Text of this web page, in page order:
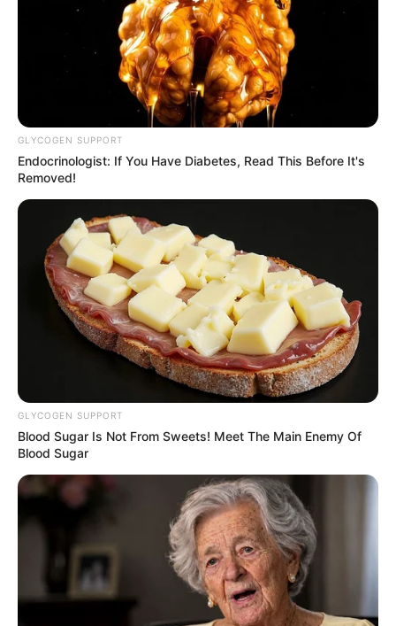
GLYCOGEN SUPPORT
Endocrinologist: If You Have Diabetes, Read This Before It's
Removed!
GLYCOGEN SUPPORT
Blood Sugar Is Not From Sweets! Meet The Main Enemy Of
Blood Sugar